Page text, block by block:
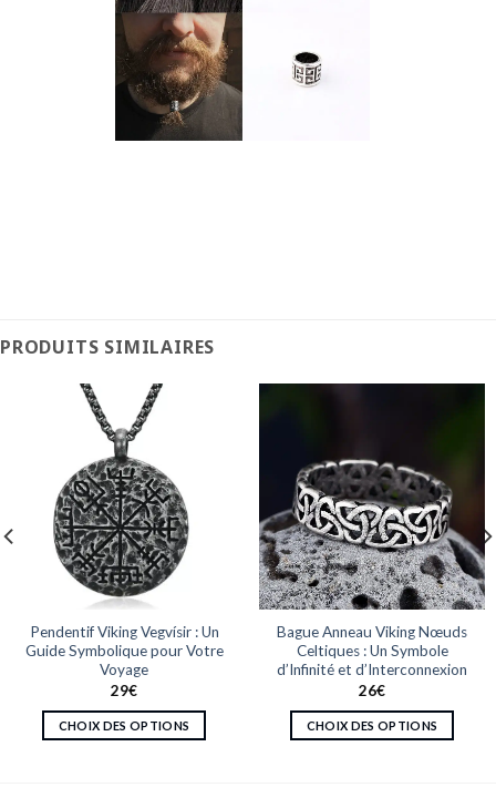
PRODUITS SIMILAIRES
Pendentif Viking Vegvísir : Un
Guide Symbolique pour Votre
Voyage
29€
CHOIX DES OPTIONS
Bague Anneau Viking Nœuds
Celtiques : Un Symbole
d’Infinité et d’Interconnexion
26€
CHOIX DES OPTIONS